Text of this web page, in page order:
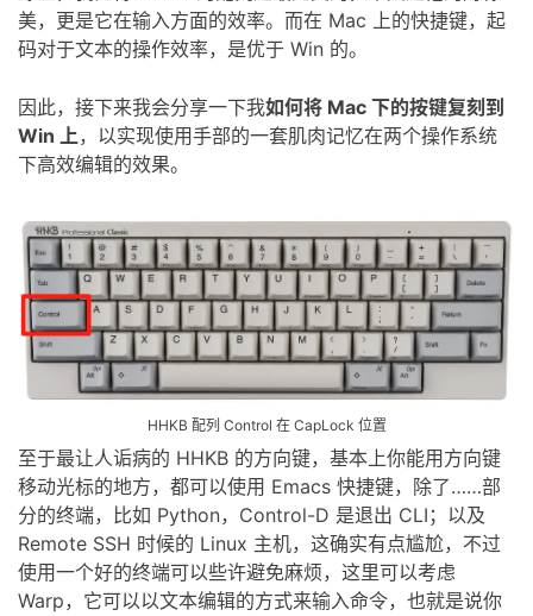
美，更是它在输入方面的效率。而在 Mac 上的快捷键，起
码对于文本的操作效率，是优于 Win 的。
因此，接下来我会分享一下我如何将 Mac 下的按键复刻到
Win 上，以实现使用手部的一套肌肉记忆在两个操作系统
下高效编辑的效果。
至于最让人诟病的 HHKB 的方向键，基本上你能用方向键
移动光标的地方，都可以使用 Emacs 快捷键，除了……部
分的终端，比如 Python，Control-D 是退出 CLI；以及
Remote SSH 时候的 Linux 主机，这确实有点尴尬，不过
使用一个好的终端可以些许避免麻烦，这里可以考虑
Warp，它可以以文本编辑的方式来输入命令，也就是说你